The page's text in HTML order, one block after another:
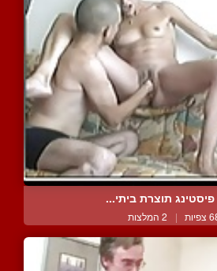
תוצרת ביתי...
| 2 המלצות